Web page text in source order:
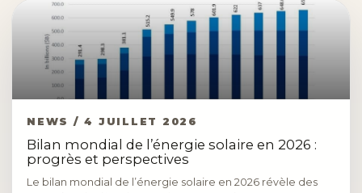
NEWS / 4 JUILLET 2026
Bilan mondial de l’énergie solaire en 2026 :
progrès et perspectives
Le bilan mondial de l’énergie solaire en 2026 révèle des